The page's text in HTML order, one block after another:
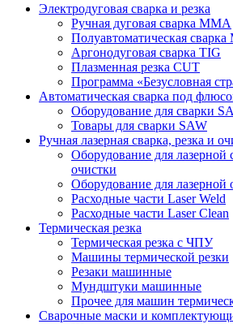
Электродуговая сварка и резка
Ручная дуговая сварка MMA
Полуавтоматическая
Аргонодуговая сварка TIG
Плазменная резка CUT
Программа «Безусловная
Автоматическая сварка под
Оборудование для сварки
Товары для сварки SAW
Ручная лазерная сварка, резка и
Оборудование для лазерной
очистки
Оборудование для лазерной
Расходные части Laser Weld
Расходные части Laser Clean
Термическая резка
Термическая резка с ЧПУ
Машины термической резки
Резаки машинные
Мундштуки машинные
Прочее для машин
Сварочные маски и